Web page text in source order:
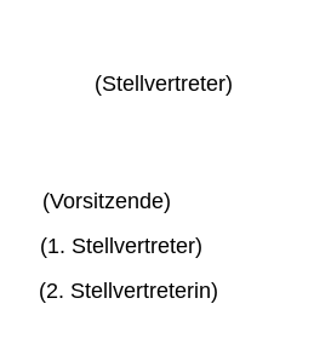
(Stellvertreter)
Stellvertreter)
Stellvertreterin)